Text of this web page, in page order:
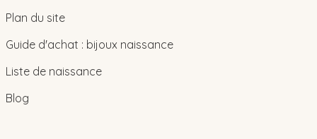
Plan du site
Guide d'achat : bijoux naissance
Liste de naissance
Blog